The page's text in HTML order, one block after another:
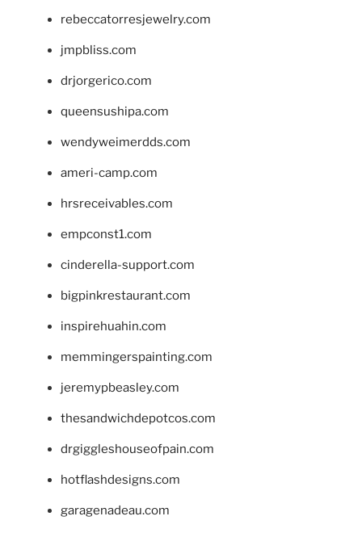
rebeccatorresjewelry.com
jmpbliss.com
drjorgerico.com
queensushipa.com
wendyweimerdds.com
ameri-camp.com
hrsreceivables.com
empconst1.com
cinderella-support.com
bigpinkrestaurant.com
inspirehuahin.com
memmingerspainting.com
jeremypbeasley.com
thesandwichdepotcos.com
drgiggleshouseofpain.com
hotflashdesigns.com
garagenadeau.com